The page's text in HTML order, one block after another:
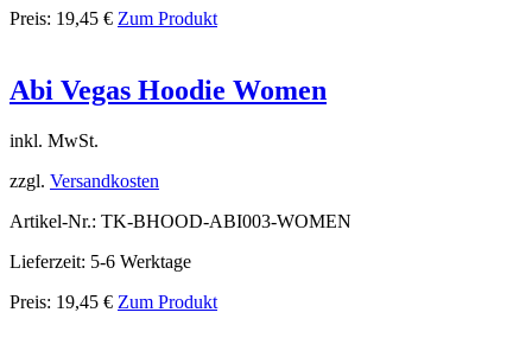
Preis: 19,45 € Zum Produkt
Abi Vegas Hoodie Women
inkl. MwSt.
zzgl. Versandkosten
Artikel-Nr.: TK-BHOOD-ABI003-WOMEN
Lieferzeit: 5-6 Werktage
Preis: 19,45 € Zum Produkt